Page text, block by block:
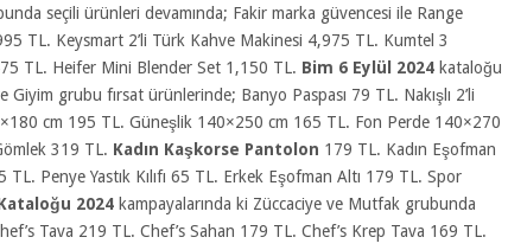
seçili ürünleri devamında; Fakir marka güvencesi ile Range
TL. Keysmart 2’li Türk Kahve Makinesi 4,975 TL. Kumtel 3
TL. Heifer Mini Blender Set 1,150 TL. Bim 6 Eylül 2024 kataloğu
Giyim grubu fırsat ürünlerinde; Banyo Paspası 79 TL. Nakışlı 2’li
cm 195 TL. Güneşlik 140×250 cm 165 TL. Fon Perde 140×270
319 TL. Kadın Kaşkorse Pantolon 179 TL. Kadın Eşofman
Penye Yastık Kılıfı 65 TL. Erkek Eşofman Altı 179 TL. Spor
2024 kampayalarında ki Züccaciye ve Mutfak grubunda
Tava 219 TL. Chef’s Sahan 179 TL. Chef’s Krep Tava 169 TL.